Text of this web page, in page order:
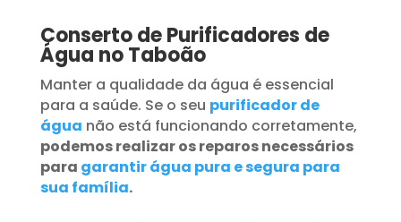
Conserto de Purificadores de
Água no Taboão
Manter a qualidade da água é essencial
para a saúde. Se o seu purificador de
água não está funcionando corretamente,
podemos realizar os reparos necessários
para garantir água pura e segura para
sua família.